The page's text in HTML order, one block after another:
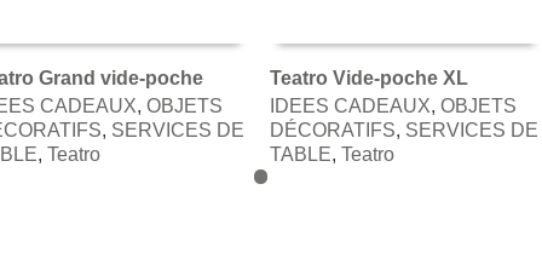
AU PANIER
Grand vide-poche
CADEAUX, OBJETS
, SERVICES DE
, Teatro
AJOUTER AU PANIER
Teatro Vide-poche XL
IDEES CADEAUX,OBJETS
DÉCORATIFS, SERVICES DE
TABLE,Teatro